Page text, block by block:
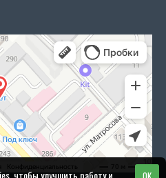
чтобы улучшить работу и